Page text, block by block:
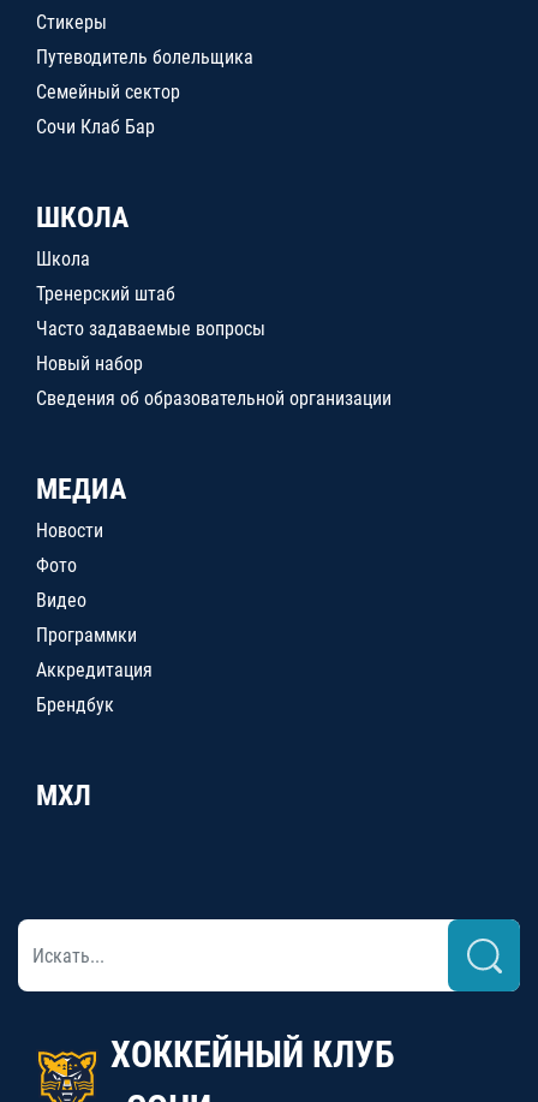
Стикеры
Путеводитель болельщика
Семейный сектор
Сочи Клаб Бар
ШКОЛА
Школа
Тренерский штаб
Часто задаваемые вопросы
Новый набор
Сведения об образовательной организации
МЕДИА
Новости
Фото
Видео
Программки
Аккредитация
Брендбук
МХЛ
ХОККЕЙНЫЙ КЛУБ